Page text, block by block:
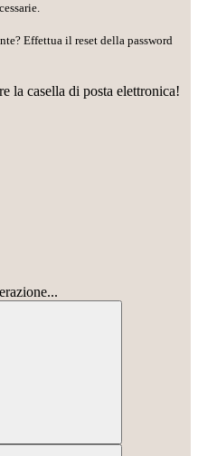
Effettua il reset della password
la casella di posta elettronica!